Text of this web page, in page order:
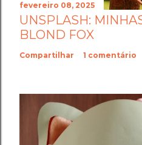
fevereiro 08, 2025
UNSPLASH:
BLOND FOX
Compartilhar 1 comentário